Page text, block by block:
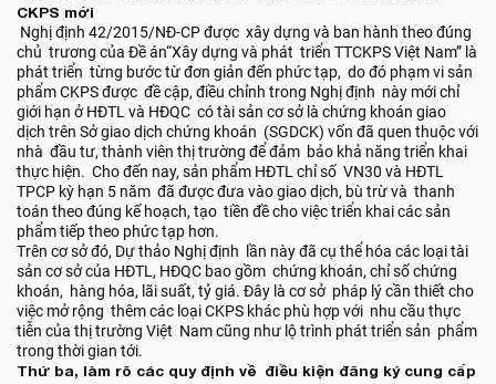
CKPS mới
Nghị định 42/2015/NĐ-CP được xây dựng và ban hành theo đúng
chủ trương của Đề án“Xây dựng và phát triển TTCKPS Việt Nam” là
phát triển từng bước từ đơn giản đến phức tạp, do đó phạm vi sản
phẩm CKPS được đề cập, điều chỉnh trong Nghị định này mới chỉ
giới hạn ở HĐTL và HĐQC có tài sản cơ sở là chứng khoán giao
dịch trên Sở giao dịch chứng khoán (SGDCK) vốn đã quen thuộc với
nhà đầu tư, thành viên thị trường để đảm bảo khả năng triển khai
thực hiện. Cho đến nay, sản phẩm HĐTL chỉ số VN30 và HĐTL
TPCP kỳ hạn 5 năm đã được đưa vào giao dịch, bù trừ và thanh
toán theo đúng kế hoạch, tạo tiền đề cho việc triển khai các sản
phẩm tiếp theo phức tạp hơn.
Trên cơ sở đó, Dự thảo Nghị định lần này đã cụ thể hóa các loại tài
sản cơ sở của HĐTL, HĐQC bao gồm chứng khoán, chỉ số chứng
khoán, hàng hóa, lãi suất, tỷ giá. Đây là cơ sở pháp lý cần thiết cho
việc mở rộng thêm các loại CKPS khác phù hợp với nhu cầu thực
tiễn của thị trường Việt Nam cũng như lộ trình phát triển sản phẩm
trong thời gian tới.
Thứ ba, làm rõ các quy định về điều kiện đăng ký cung cấp